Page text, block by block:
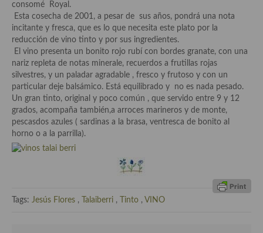
Aperitivos
Bebidas
Bocadillos, hamburguesas, sándwich, emparedados, tostas y
demás
Entrantes y primeros platos
Ensaladas
Gazpachos, salmorejos, sopas y cremas frías
consomé Royal.
Esta cosecha de 2001, a pesar de sus años, pondrá una nota
incitante y fresca, que es lo que necesita este plato por la
reducción de vino tinto y por sus ingredientes.
El vino presenta un bonito rojo rubí con bordes granate, con una
nariz repleta de notas minerale, recuerdos a frutillas rojas
silvestres, y un paladar agradable , fresco y frutoso y con un
particular deje balsámico. Está equilibrado y no es nada pesado.
Un gran tinto, original y poco común , que servido entre 9 y 12
grados, acompaña también,a arroces marineros y de monte,
pescasdos azules ( sardinas a la brasa, ventresca de bonito al
horno o a la parrilla).
Tags: Jesús Flores , Talaiberri , Tinto , VINO